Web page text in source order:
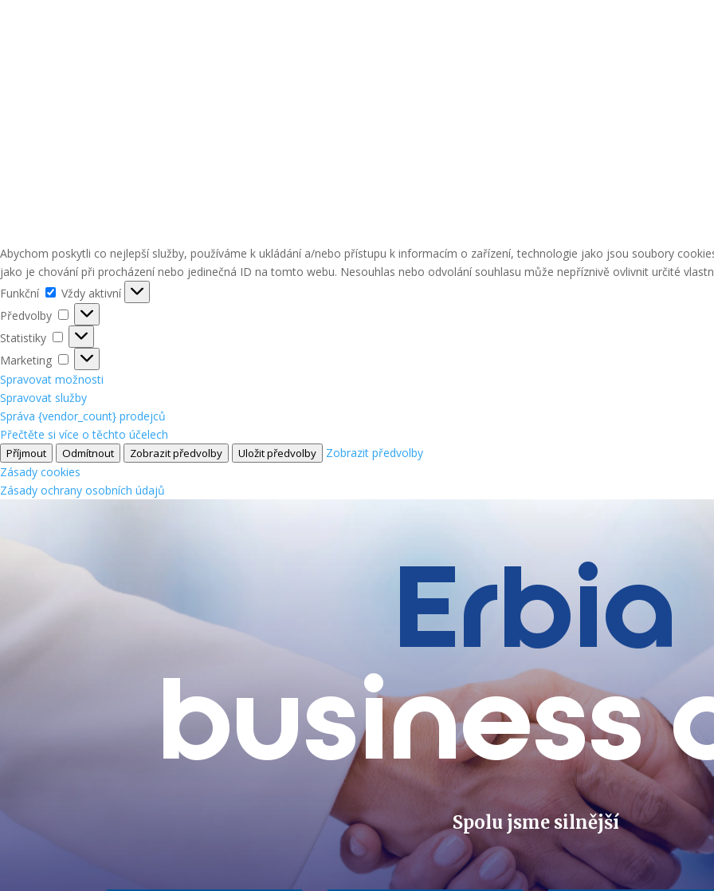
Abychom poskytli co nejlepší služby, používáme k ukládání a/nebo přístupu k informacím o zařízení, technologie jako jsou soubory
jako je chování při procházení nebo jedinečná ID na tomto webu. Nesouhlas nebo odvolání souhlasu může nepříznivě ovlivnit určité
Funkční
Funkční
Vždy aktivní
Předvolby
Předvolby
Statistiky
Statistiky
Marketing
Marketing
Spravovat možnosti
Spravovat služby
Správa {vendor_count} prodejců
Přečtěte si více o těchto účelech
Příjmout Odmítnout Zobrazit předvolby Uložit předvolby
Zobrazit předvolby
Zásady cookies
Zásady ochrany osobních údajů
Erbia
business
Spolu jsme silnější